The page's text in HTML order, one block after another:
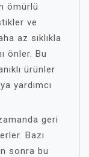
ömürlü
ve
az sıklıkla
önler. Bu
ürünler
yardımcı
geri
Bazı
sonra bu